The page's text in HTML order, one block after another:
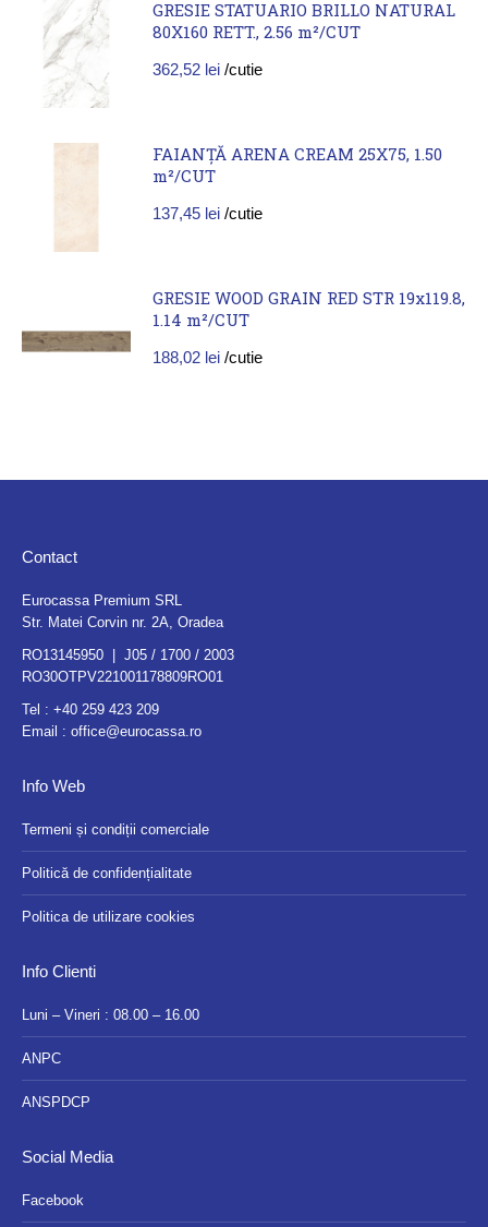
GRESIE STATUARIO BRILLO NATURAL
80X160 RETT., 2.56 m²/CUT
362,52 lei /cutie
FAIANȚĂ ARENA CREAM 25X75, 1.50
m²/CUT
137,45 lei /cutie
GRESIE WOOD GRAIN RED STR 19x119.8,
1.14 m²/CUT
188,02 lei /cutie
Contact
Eurocassa Premium SRL
Str. Matei Corvin nr. 2A, Oradea
RO13145950 | J05 / 1700 / 2003
RO30OTPV221001178809RO01
Tel : +40 259 423 209
Email : office@eurocassa.ro
Info Web
Termeni și condiții comerciale
Politică de confidențialitate
Politica de utilizare cookies
Info Clienti
Luni – Vineri : 08.00 – 16.00
ANPC
ANSPDCP
Social Media
Facebook